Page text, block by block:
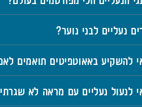
נעליים לבני נוער?
להשקיע באאוטפיטים תואמים
לנעול נעליים עם מראה לא